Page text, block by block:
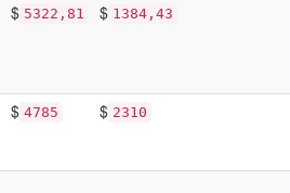
$ 5322,81 $ 1384,43
$ 4785 $ 2310